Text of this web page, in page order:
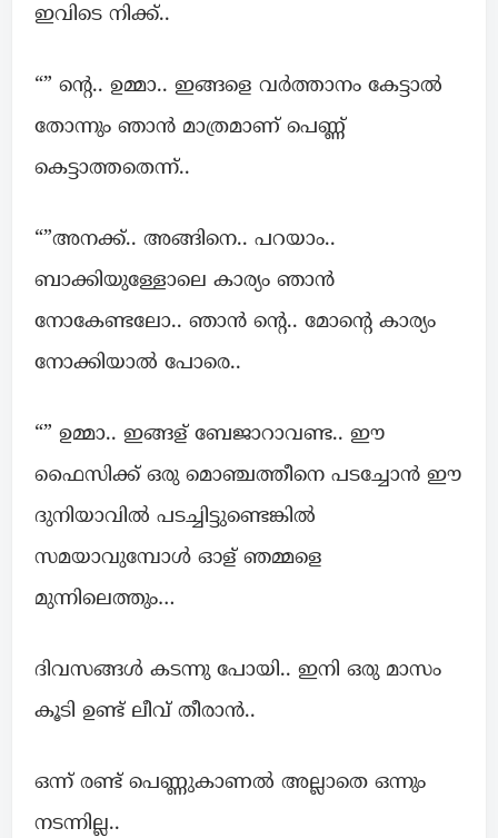
ഇവിടെ നിക്ക്..
“” ന്റെ.. ഉമ്മാ.. ഇങ്ങളെ വർത്താനം കേട്ടാൽ
തോന്നും ഞാൻ മാത്രമാണ് പെണ്ണ്
കെട്ടാത്തതെന്ന്..
“”അനക്ക്.. അങ്ങിനെ.. പറയാം..
ബാക്കിയുള്ളോലെ കാര്യം ഞാൻ
നോകേണ്ടലോ.. ഞാൻ ന്റെ.. മോന്റെ കാര്യം
നോക്കിയാൽ പോരെ..
“” ഉമ്മാ.. ഇങ്ങള് ബേജാറാവണ്ട.. ഈ
ഫൈസിക്ക് ഒരു മൊഞ്ചത്തീനെ പടച്ചോൻ ഈ
ദുനിയാവിൽ പടച്ചിട്ടുണ്ടെങ്കിൽ
സമയാവുമ്പോൾ ഓള് ഞമ്മളെ
മുന്നിലെത്തും…
ദിവസങ്ങൾ കടന്നു പോയി.. ഇനി ഒരു മാസം
കൂടി ഉണ്ട് ലീവ് തീരാൻ..
ഒന്ന് രണ്ട്‌ പെണ്ണുകാണൽ അല്ലാതെ ഒന്നും
നടന്നില്ല..